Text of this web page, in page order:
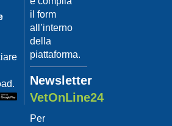
il form
all’interno
della
piattaforma.
Newsletter
VetOnLine24
Per